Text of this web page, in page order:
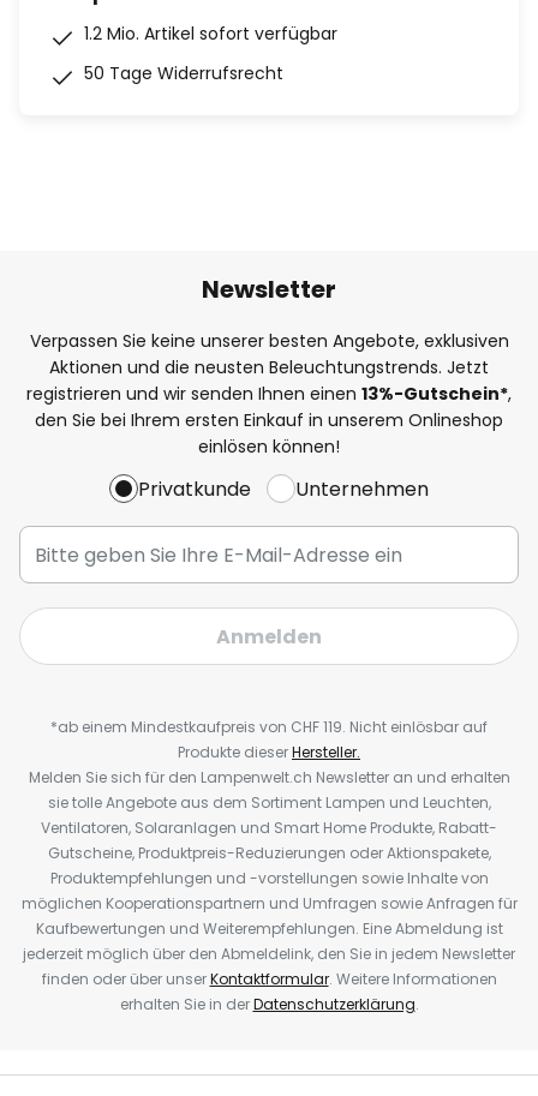
1.2 Mio. Artikel sofort verfügbar
50 Tage Widerrufsrecht
Newsletter
Verpassen Sie keine unserer besten Angebote, exklusiven
Aktionen und die neusten Beleuchtungstrends. Jetzt
registrieren und wir senden Ihnen einen 13%-Gutschein*,
den Sie bei Ihrem ersten Einkauf in unserem Onlineshop
einlösen können!
Privatkunde Unternehmen
Anmelden
*ab einem Mindestkaufpreis von CHF 119. Nicht einlösbar auf
Produkte dieserHersteller.
Melden Sie sich für den Lampenwelt.ch Newsletter an und erhalten
sie tolle Angebote aus dem Sortiment Lampen und Leuchten,
Ventilatoren, Solaranlagen und Smart Home Produkte, Rabatt-
Gutscheine, Produktpreis-Reduzierungen oder Aktionspakete,
Produktempfehlungen und -vorstellungen sowie Inhalte von
möglichen Kooperationspartnern und Umfragen sowie Anfragen für
Kaufbewertungen und Weiterempfehlungen. Eine Abmeldung ist
jederzeit möglich über den Abmeldelink, den Sie in jedem Newsletter
finden oder über unserKontaktformular. Weitere Informationen
erhalten Sie in derDatenschutzerklärung.